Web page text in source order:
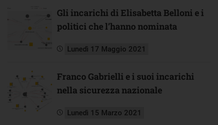
Gli incarichi di Elisabetta Belloni e i
politici che l’hanno nominata
Lunedì 17 Maggio 2021
Franco Gabrielli e i suoi incarichi
nella sicurezza nazionale
Lunedì 15 Marzo 2021